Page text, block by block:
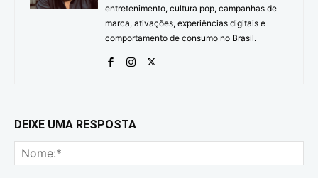
entretenimento, cultura pop, campanhas de
marca, ativações, experiências digitais e
comportamento de consumo no Brasil.
DEIXE UMA RESPOSTA